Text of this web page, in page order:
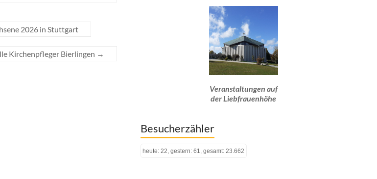
2026 in Stuttgart
Kirchenpfleger Bierlingen →
Veranstaltungen auf
der Liebfrauenhöhe
Besucherzähler
heute: 22, gestern: 61, gesamt: 23.662